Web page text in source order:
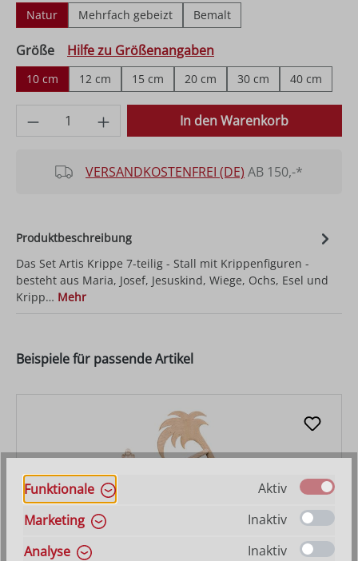
Natur Mehrfach gebeizt Bemalt
Größeauswählen
Hilfe zu Größenangaben
10 cm 12 cm 15 cm 20 cm 30 cm 40 cm
Produkt Anzahl: Gib den gewünschten
In den Warenkorb
VERSANDKOSTENFREI (DE) AB 150,-*
Produktbeschreibung
Das Set Artis Krippe 7-teilig - Stall mit Krippenfiguren -
besteht aus Maria, Josef, Jesuskind, Wiege, Ochs, Esel und
Kripp… Mehr
Beispiele für passende Artikel
Funktionale
Aktiv
Marketing
Inaktiv
Analyse
Inaktiv